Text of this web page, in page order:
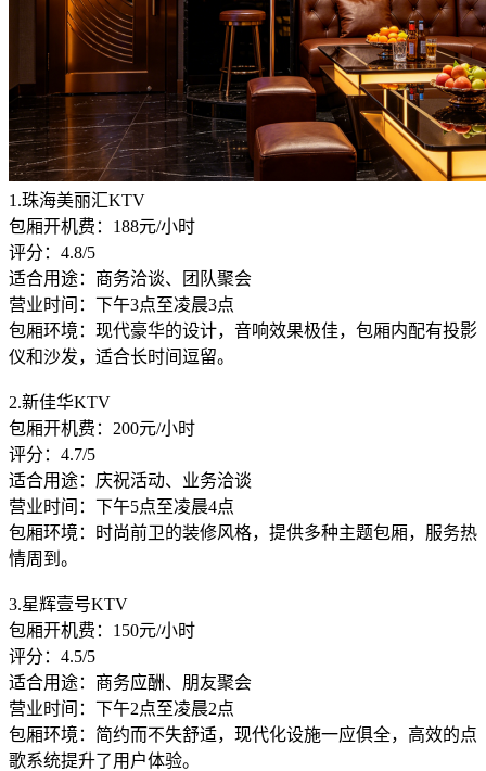
1.珠海美丽汇KTV
包厢开机费：188元/小时
评分：4.8/5
适合用途：商务洽谈、团队聚会
营业时间：下午3点至凌晨3点
包厢环境：现代豪华的设计，音响效果极佳，包厢内配有投影
仪和沙发，适合长时间逗留。
2.新佳华KTV
包厢开机费：200元/小时
评分：4.7/5
适合用途：庆祝活动、业务洽谈
营业时间：下午5点至凌晨4点
包厢环境：时尚前卫的装修风格，提供多种主题包厢，服务热
情周到。
3.星辉壹号KTV
包厢开机费：150元/小时
评分：4.5/5
适合用途：商务应酬、朋友聚会
营业时间：下午2点至凌晨2点
包厢环境：简约而不失舒适，现代化设施一应俱全，高效的点
歌系统提升了用户体验。